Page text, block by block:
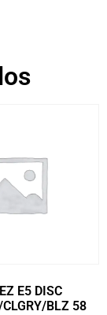
E5 DISC
BLZ 58